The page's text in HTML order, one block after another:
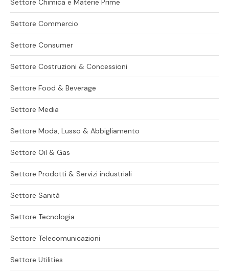
Settore Chimica e Materie Prime
Settore Commercio
Settore Consumer
Settore Costruzioni & Concessioni
Settore Food & Beverage
Settore Media
Settore Moda, Lusso & Abbigliamento
Settore Oil & Gas
Settore Prodotti & Servizi industriali
Settore Sanità
Settore Tecnologia
Settore Telecomunicazioni
Settore Utilities